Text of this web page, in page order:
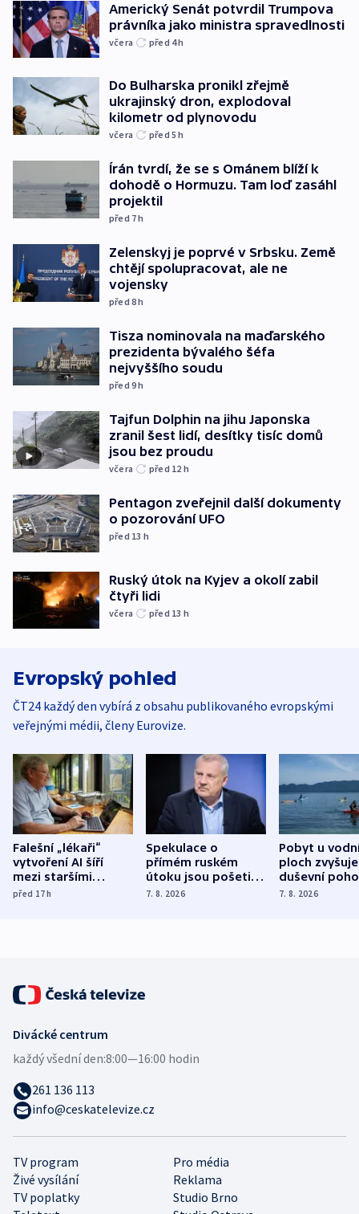
Americký Senát potvrdil Trumpova
právníka jako ministra spravedlnosti
včera před 4h
Do Bulharska pronikl zřejmě
ukrajinský dron, explodoval
kilometr od plynovodu
včera před 5h
Írán tvrdí, že se s Ománem blíží k
dohodě o Hormuzu. Tam loď zasáhl
projektil
před 7h
Zelenskyj je poprvé v Srbsku. Země
chtějí spolupracovat, ale ne
vojensky
před 8h
Tisza nominovala na maďarského
prezidenta bývalého šéfa
nejvyššího soudu
před 9h
Tajfun Dolphin na jihu Japonska
zranil šest lidí, desítky tisíc domů
jsou bez proudu
včera před 12 h
Pentagon zveřejnil další dokumenty
o pozorování UFO
před 13 h
Ruský útok na Kyjev a okolí zabil
čtyři lidi
včera před 13 h
Evropský pohled
ČT24 každý den vybírá z obsahu publikovaného evropskými
veřejnými médii, členy Eurovize.
Falešní „lékaři“
vytvoření AI šíří
mezi staršími
Poláky nebezpečné
před 17h
Spekulace o
přímém ruském
útoku jsou pošetilé,
míní estonský
7. 8. 2026
Pobyt u
ploch zvyšuje
duševní
ukázala
7. 8. 2026
TV program
Pro média
Živé vysílání
Reklama
TV poplatky
Studio Brno
Divácké centrum
každý všední den:8:00—16:00 hodin
261 136 113
info@ceskatelevize.cz